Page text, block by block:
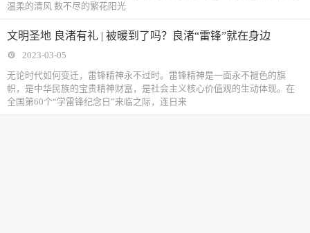
温柔的清风 数不尽的繁花阳光
文明圣地 良渚有礼 | 被暖到了吗？良渚“雷锋”就在身边
2023-03-05
无论时代如何变迁，雷锋精神永不过时。雷锋精神是一面永不褪色的旗
帜，是中华民族的宝贵精神财富，是社会主义核心价值观的生动体现。在
全国第60个“学雷锋纪念日”来临之际，连日来